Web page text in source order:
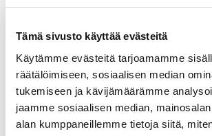
Tämä sivusto käyttää evästeitä
Käytämme evästeitä tarjoamamme
räätälöimiseen, sosiaalisen median
tukemiseen ja kävijämäärämme
jaamme sosiaalisen median,
alan kumppaneillemme tietoja siitä,
Tutustu myös